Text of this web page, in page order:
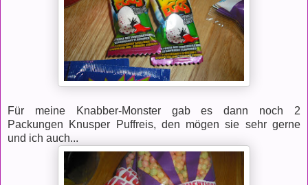
Für meine Knabber-Monster gab es dann noch 2
Packungen Knusper Puffreis, den mögen sie sehr gerne
und ich auch...